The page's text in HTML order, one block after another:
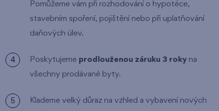
Pomůžeme vám při rozhodování o hypotéce,
stavebním spoření, pojištění nebo při uplatňování
daňových úlev.
Poskytujeme prodlouženou záruku 3 roky na
všechny prodávané byty.
Klademe velký důraz na vzhled a vybavení nových